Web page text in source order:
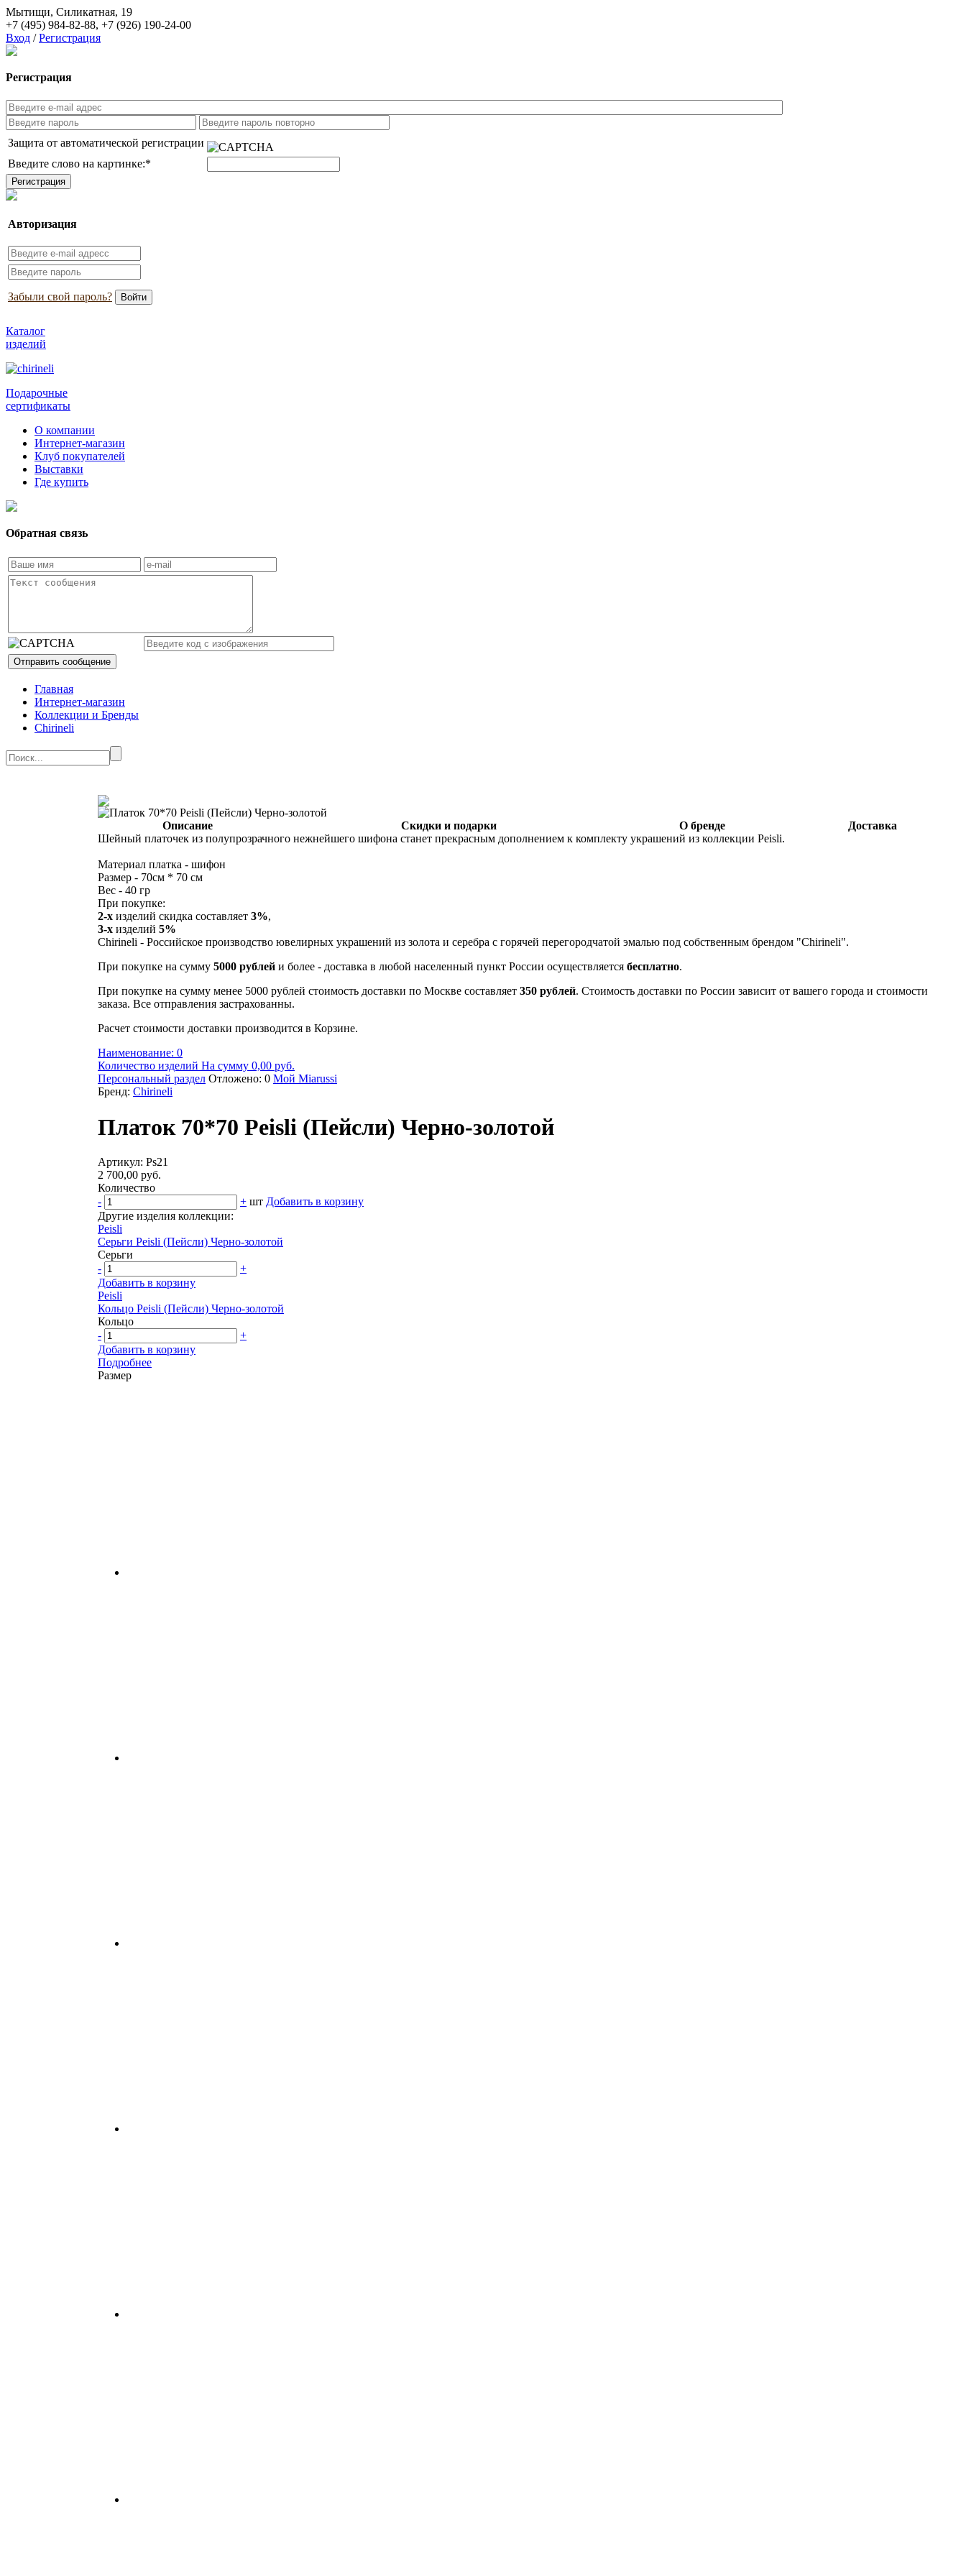
Мытищи, Силикатная, 19
+7 (495) 984-82-88, +7 (926) 190-24-00
Вход / Регистрация
Регистрация
Защита от автоматической регистрации
Введите слово на картинке:*
Авторизация
Забыли свой пароль?
Каталог
изделий
Подарочные
сертификаты
О компании
Интернет-магазин
Клуб покупателей
Выставки
Где купить
Обратная связь
Главная
Интернет-магазин
Коллекции и Бренды
Chirineli
Описание Скидки и подарки О бренде
Доставка
Шейный платочек из полупрозрачного нежнейшего шифона станет прекрасным дополнением к комплекту украшений из коллекции Peisli.
Материал платка - шифон
Размер - 70см * 70 см
Вес - 40 гр
При покупке:
2-х изделий скидка составляет 3%,
3-х изделий 5%
Chirineli - Российское производство ювелирных украшений из золота и серебра с горячей перегородчатой эмалью под собственным брендом "Chirineli".
При покупке на сумму 5000 рублей и более - доставка в любой населенный пункт России осуществляется бесплатно.
При покупке на сумму менее 5000 рублей стоимость доставки по Москве составляет 350 рублей. Стоимость доставки по России зависит от вашего города и стоимости
заказа. Все отправления застрахованны.
Расчет стоимости доставки производится в Корзине.
Наименование: 0
Количество изделий На сумму 0,00 руб.
Персональный раздел Отложено: 0 Мой Miarussi
Бренд: Chirineli
Платок 70*70 Peisli (Пейсли) Черно-золотой
Артикул: Ps21
2 700,00 руб.
Количество
-
+ шт Добавить в корзину
Другие изделия коллекции:
Peisli
Серьги Peisli (Пейсли) Черно-золотой
Серьги
-
+
Добавить в корзину
Peisli
Кольцо Peisli (Пейсли) Черно-золотой
Кольцо
-
+
Добавить в корзину
Подробнее
Размер